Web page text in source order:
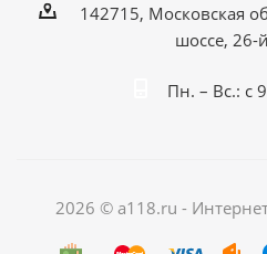
142715, Московская
шоссе, 26-
Пн. – Вс.: с
2026 © a118.ru -